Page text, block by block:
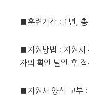
■훈련기간 : 1년,
■지원방법 : 지원서
자의 확인 날인 후 접
■지원서 양식 교부 :